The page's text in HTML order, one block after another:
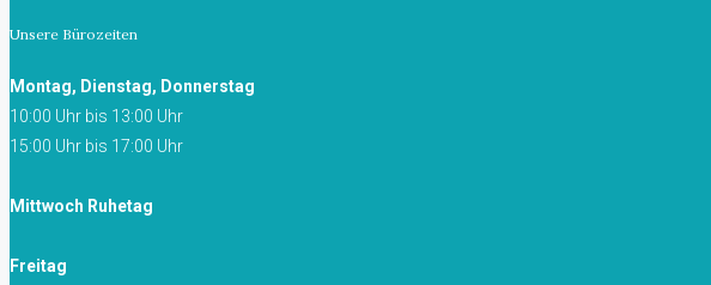
Unsere Bürozeiten
Montag, Dienstag, Donnerstag
10:00 Uhr bis 13:00 Uhr
15:00 Uhr bis 17:00 Uhr
Mittwoch Ruhetag
Freitag